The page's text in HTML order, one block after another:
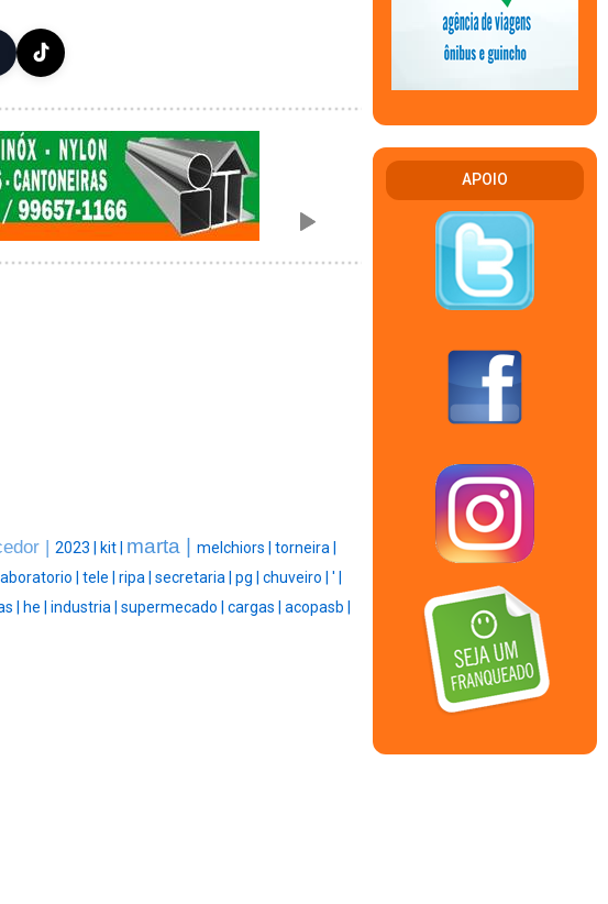
| 2023 | kit | marta | melchiors | torneira |
laboratorio | tele | ripa | secretaria | pg | chuveiro | ' |
| he | industria | supermecado | cargas | acopasb |
APOIO